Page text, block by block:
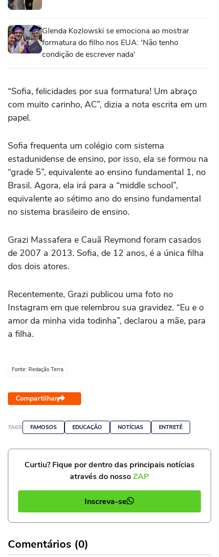
Glenda Kozlowski se emociona ao mostrar
formatura do filho nos EUA: 'Não tenho
condição de escrever nada'
“Sofia, felicidades por sua formatura! Um abraço
com muito carinho, AC”, dizia a nota escrita em um
papel.
Sofia frequenta um colégio com sistema
estadunidense de ensino, por isso, ela se formou na
“grade 5”, equivalente ao ensino fundamental 1, no
Brasil. Agora, ela irá para a “middle school”,
equivalente ao sétimo ano do ensino fundamental
no sistema brasileiro de ensino.
Grazi Massafera e Cauã Reymond foram casados
de 2007 a 2013. Sofia, de 12 anos, é a única filha
dos dois atores.
Recentemente, Grazi publicou uma foto no
Instagram em que relembrou sua gravidez. “Eu e o
amor da minha vida todinha”, declarou a mãe, para
a filha.
Fonte: Redação Terra
Compartilhar
TAGS FAMOSOS EDUCAÇÃO NOTÍCIAS ENTRETÊ
Curtiu? Fique por dentro das principais notícias
através do nossoZAP
Inscreva-se
Comentários (0)